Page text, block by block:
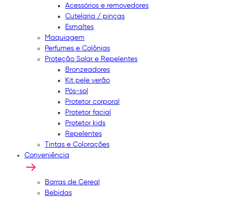
Acessórios e removedores
Cutelaria / pinças
Esmaltes
Maquiagem
Perfumes e Colônias
Proteção Solar e Repelentes
Bronzeadores
Kit pele verão
Pós-sol
Protetor corporal
Protetor facial
Protetor kids
Repelentes
Tintas e Colorações
Conveniência
Barras de Cereal
Bebidas